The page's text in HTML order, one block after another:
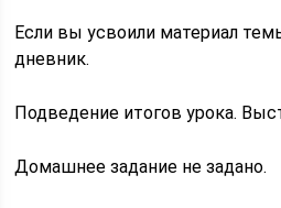
Если вы усвоили материал
дневник.
Подведение итогов урока.
Домашнее задание не задано.